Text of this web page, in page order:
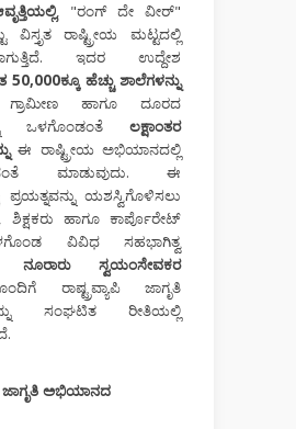
, "ರಂಗ್ ದೇ ವೀರ್"
ವಿಸ್ತೃತ ರಾಷ್ಟ್ರೀಯ ಮಟ್ಟದಲ್ಲಿ
ಇದರ ಉದ್ದೇಶ
50,000ಕ್ಕೂ ಹೆಚ್ಚು ಶಾಲೆಗಳನ್ನು
ಗ್ರಾಮೀಣ ಹಾಗೂ ದೂರದ
ಒಳಗೊಂಡಂತೆ ಲಕ್ಷಾಂತರ
ಈ ರಾಷ್ಟ್ರೀಯ ಅಭಿಯಾನದಲ್ಲಿ
ಮಾಡುವುದು. ಈ
ಪ್ರಯತ್ನವನ್ನು ಯಶಸ್ವಿಗೊಳಿಸಲು
ಶಿಕ್ಷಕರು ಹಾಗೂ ಕಾರ್ಪೊರೇಟ್
ವಿವಿಧ ಸಹಭಾಗಿತ್ವ
ನೂರಾರು ಸ್ವಯಂಸೇವಕರ
ರಾಷ್ಟ್ರವ್ಯಾಪಿ ಜಾಗೃತಿ
ಸಂಘಟಿತ ರೀತಿಯಲ್ಲಿ
ಅಭಿಯಾನದ